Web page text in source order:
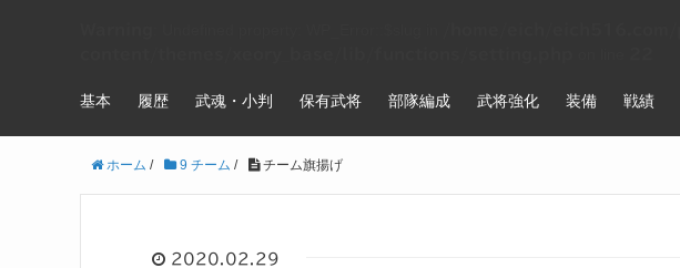
基本 履歴 武魂・小判 保有武将 部隊編成 武将強化 装備 戦績
ホーム / 9 チーム / チーム旗揚げ
2020.02.29